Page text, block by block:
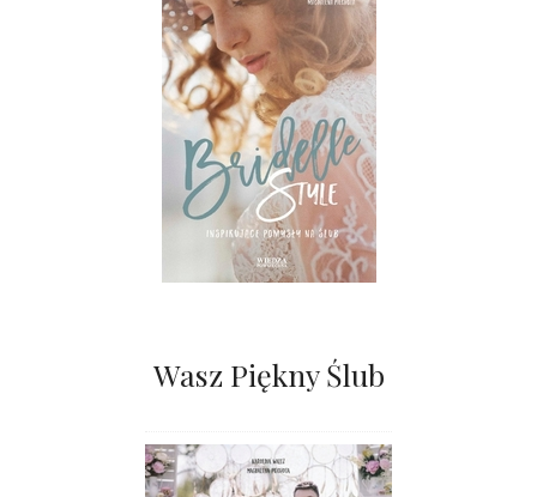
Wasz Piękny Ślub